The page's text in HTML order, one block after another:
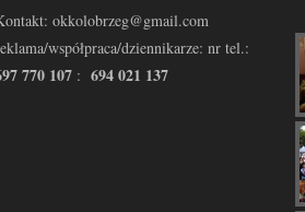
okkolobrzeg@gmail.com
współpraca/dziennikarze: nr tel.:
770 107 : 694 021 137